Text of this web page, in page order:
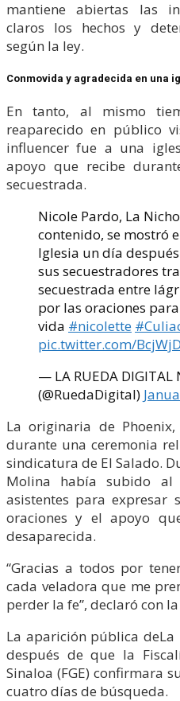
mantiene abiertas las
claros los hechos y
según la ley.
Conmovida y agradecida en una
En tanto, al mismo
reaparecido en público
influencer fue a una
apoyo que recibe
secuestrada.
Nicole Pardo, La
contenido, se mostró
Iglesia un día
sus secuestradores
secuestrada entre
por las oraciones
vida #nicolette
pic.twitter.com/
— LA RUEDA DIGITAL
(@RuedaDigital)
La originaria de
durante una ceremonia
sindicatura de El Salado.
Molina había subido
asistentes para expresar
oraciones y el apoyo
desaparecida.
“Gracias a todos por
cada veladora que me
perder la fe”, declaró con
La aparición pública
después de que la
Sinaloa (FGE) confirmara
cuatro días de búsqueda.